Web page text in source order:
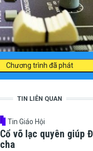
Chương trình đã phát
TIN LIÊN QUAN
Tin Giáo Hội
Cổ võ lạc quyên giúp
cha